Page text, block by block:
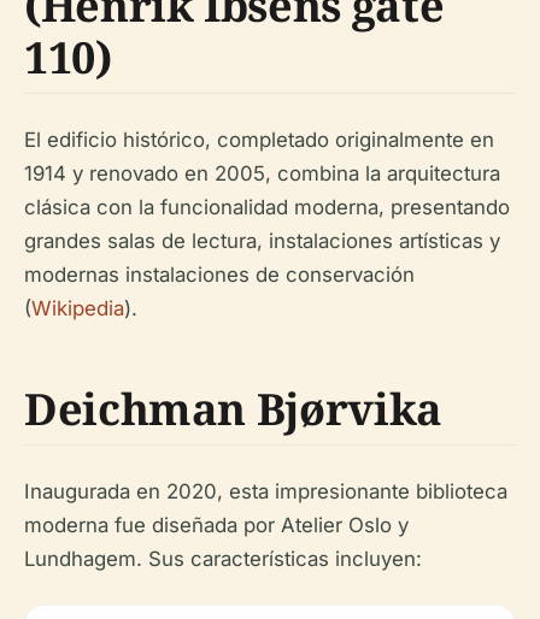
110)
El edificio histórico, completado originalmente en
1914 y renovado en 2005, combina la arquitectura
clásica con la funcionalidad moderna, presentando
grandes salas de lectura, instalaciones artísticas y
modernas instalaciones de conservación
(Wikipedia).
Deichman Bjørvika
Inaugurada en 2020, esta impresionante biblioteca
moderna fue diseñada por Atelier Oslo y
Lundhagem. Sus características incluyen: